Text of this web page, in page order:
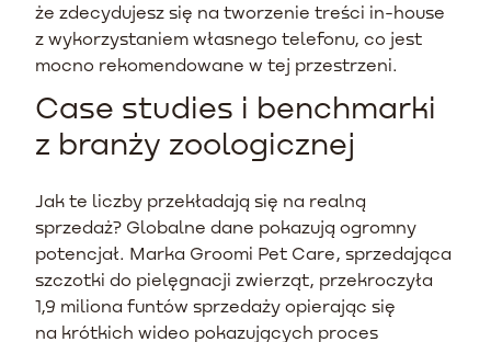
że zdecydujesz się na tworzenie treści in-house
z wykorzystaniem własnego telefonu, co jest
mocno rekomendowane w tej przestrzeni.
Case studies i benchmarki
z branży zoologicznej
Jak te liczby przekładają się na realną
sprzedaż? Globalne dane pokazują ogromny
potencjał. Marka Groomi Pet Care, sprzedająca
szczotki do pielęgnacji zwierząt, przekroczyła
1,9 miliona funtów sprzedaży opierając się
na krótkich wideo pokazujących proces